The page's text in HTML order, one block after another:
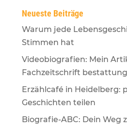
Neueste Beiträge
Warum jede
Stimmen hat
Videobiografien: Mein
Fachzeitschrift
Erzählcafé in Heidelberg:
Geschichten teilen
Biografie-ABC: Dein Weg